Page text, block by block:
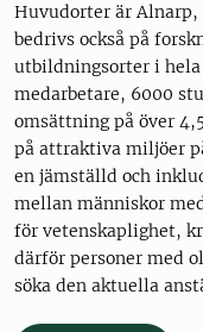
Huvudorter är Alnarp,
bedrivs också på
utbildningsorter i hela
medarbetare, 6000
omsättning på över
på attraktiva miljöer
en jämställd och
mellan människor
för vetenskaplighet,
därför personer med
söka den aktuella